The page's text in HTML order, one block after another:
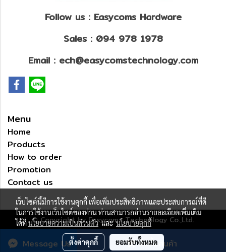
สั่งซื้อสินค้า
Message Us
Follow us : Easycoms Hardware
Sales : 094 978 1978
Email : ech@easycomstechnology.com
Menu
Home
Products
How to order
Promotion
Contact us
© Copyright by Easycoms Technology Co.,Ltd.
ผู้เข้าชมวันนี้ 1
เว็บไซต์นี้มีการใช้งานคุกกี้ เพื่อเพิ่มประสิทธิภาพและประสบการณ์ที่ดี
ในการใช้งานเว็บไซต์ของท่าน ท่านสามารถอ่านรายละเอียดเพิ่มเติม
ได้ที่นโยบายความเป็นส่วนตัวและนโยบายคุกกี้
ตั้งค่าคุกกี้ ยอมรับทั้งหมด